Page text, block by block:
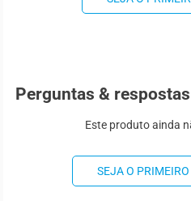
Perguntas & respostas
Este produto ainda
SEJA O